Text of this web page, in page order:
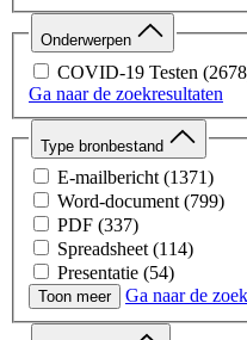
Onderwerpen
COVID-19 Testen
Ga naar de zoekresultaten
Type bronbestand
E-mailbericht (1371)
Word-document (799)
PDF (337)
Spreadsheet (114)
Presentatie (54)
Webpagina (1)
Onbekend (1)
Toon meer Ga naar de